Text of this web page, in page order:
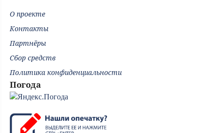
О проекте
Контакты
Партнёры
Сбор средств
Политика конфиденциальности
Погода